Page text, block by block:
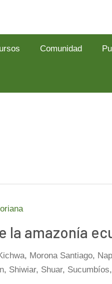
Comunidad
la amazonía
, Morona Santiago,
, Shiwiar, Shuar, Sucumbíos,